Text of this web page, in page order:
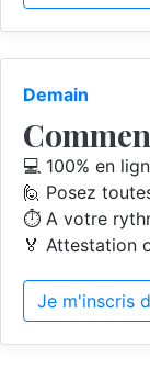
Demain
💻 100% en
🙋 Posez
⏱️ A votre
🏅 Attestation
Je m'inscris